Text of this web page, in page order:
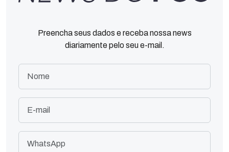
Preencha seus dados e receba nossa news
diariamente pelo seu e-mail.